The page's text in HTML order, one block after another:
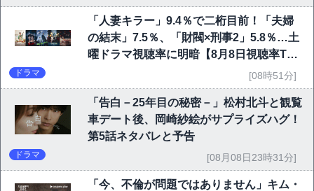
「人妻キラー」9.4％で二桁目前！「夫婦
の結末」7.5％、「財閥×刑事2」5.8％…土
曜ドラマ視聴率に明暗【8月8日視聴率TO
ドラマ [08時51分]
「告白－25年目の秘密－」松村北斗と観覧
車デート後、岡崎紗絵がサプライズハグ！
第5話ネタバレと予告
ドラマ [08月08日23時31分]
「今、不倫が問題ではありません」キム・